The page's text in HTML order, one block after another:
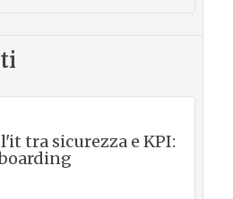
tra sicurezza e KPI: